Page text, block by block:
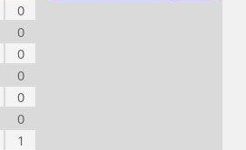
0
0
0
0
0
0
1